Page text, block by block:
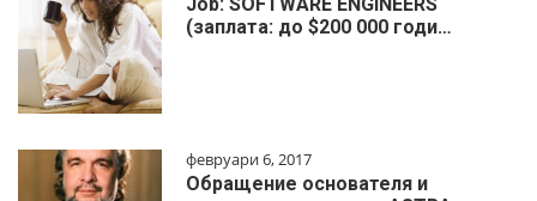
(заплата: до $200 000 годи…
февруари 6, 2017
Обращение основателя и